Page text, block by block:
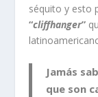
séquito y esto
“cliffhanger”
Jamás
que son